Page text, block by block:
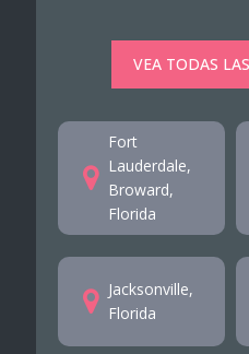
VEA TODAS
Fort
Lauderdale,
Broward,
Florida
Jacksonville,
Florida